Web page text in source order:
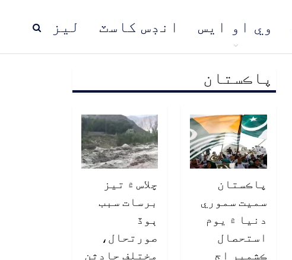
ليز انڊس کاسٽ وي او ايس
پاڪستان مُنڍ
پاڪستان
پاڪستان
سميت سموري
دنيا ۾ يوم
استحصال
ڪشمير اڄ
چلاس ۾ تيز
برسات سبب
ٻوڏ
صورتحال،
مختلف حادثن